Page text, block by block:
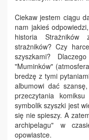
Ciekaw jestem ciągu
nam jakieś
historia Strażników
strażników? Czy
szyszkami?
"Muminków"
bredzę z tymi
albumowi dać
przeczytania
symbolik szyszki jest
się nie spieszy. A
archipelagu" w
opowiastce.